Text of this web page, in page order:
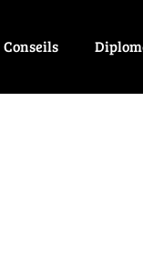
Conseils